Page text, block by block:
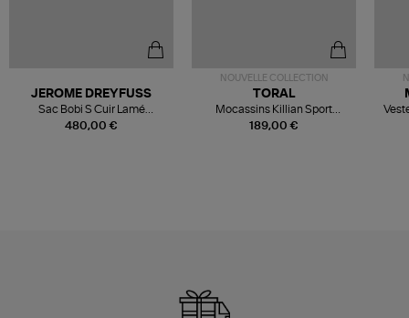
480,00 €
JEROME DREYFUSS
Sac Bobi S Cuir Lamé
Champagne
NOUVELLE COLLECTION
189,00 €
TORAL
Mocassins Killian Sport
Mousse